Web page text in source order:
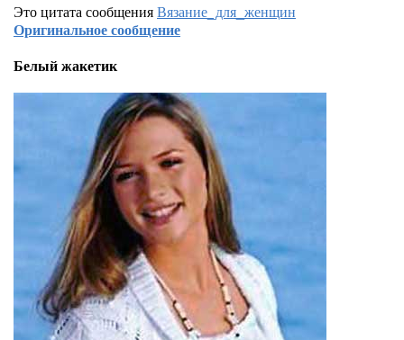
Это цитата сообщенияВязание_для_женщин
Оригинальное сообщение
Белый жакетик